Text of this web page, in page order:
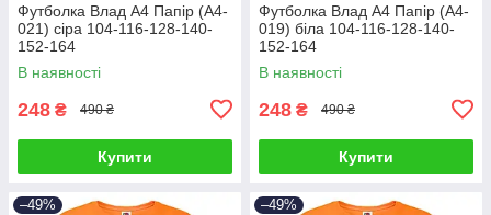
Футболка Влад А4 Папір (А4-
021) сіра 104-116-128-140-
152-164
В наявності
248 ₴ 490 ₴
Купити
Футболка Влад А4 Папір (А4-
019) біла 104-116-128-140-
152-164
В наявності
248 ₴ 490 ₴
Купити
–49% –49%